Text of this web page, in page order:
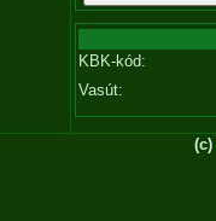
KBK-kód:
Vasút:
(c)